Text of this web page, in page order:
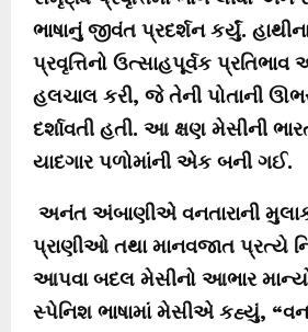
ભાષાનું જીવંત પ્રદર્શન કર્યું.
પ્રવૃત્તિનો ઉત્સાહપૂર્વક
હલચાલ કરી, જે તેની પોતાની
દર્શાવતી હતી. આ ક્ષણ મેસીની
યાદગાર પળોમાંની એક બની ગઈ.
અનંત અંબાણીએ વનતારાની
પ્રાણીઓ તથા માનવજાત પ્રત્યે
આપવા બદલ મેસીનો આભાર
સ્પેનિશ ભાષામાં મેસીએ કહ્યું,